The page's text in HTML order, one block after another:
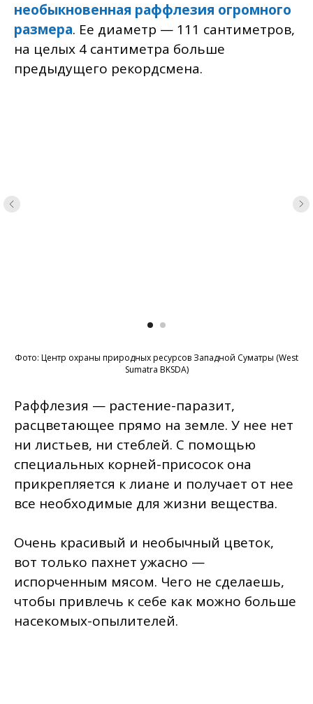
необыкновенная раффлезия огромного
размера. Ее диаметр — 111 сантиметров,
на целых 4 сантиметра больше
предыдущего рекордсмена.
Фото: Центр охраны природных ресурсов Западной Суматры (West
Sumatra BKSDA)
Раффлезия — растение-паразит,
расцветающее прямо на земле. У нее нет
ни листьев, ни стеблей. С помощью
специальных корней-присосок она
прикрепляется к лиане и получает от нее
все необходимые для жизни вещества.
Очень красивый и необычный цветок,
вот только пахнет ужасно —
испорченным мясом. Чего не сделаешь,
чтобы привлечь к себе как можно больше
насекомых-опылителей.